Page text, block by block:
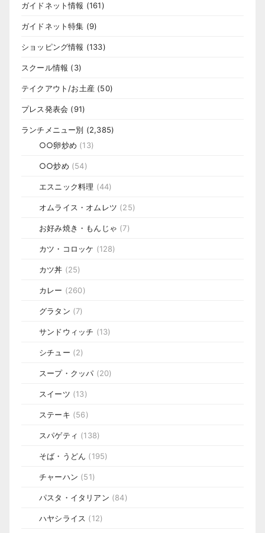
ガイドネット情報 (161)
ガイドネット特集 (9)
ショッピング情報 (133)
スクール情報 (3)
テイクアウト/お土産 (50)
プレス発表会 (91)
ランチメニュー別 (2,385)
○○卵炒め (13)
○○炒め (54)
エスニック料理 (44)
オムライス・オムレツ (25)
お好み焼き・もんじゃ (7)
カツ・コロッケ (128)
カツ丼 (25)
カレー (260)
グラタン (7)
サンドウィッチ (13)
シチュー (2)
スープ・クッパ (20)
スイーツ (13)
ステーキ (56)
スパゲティ (138)
そば・うどん (195)
チャーハン (51)
パスタ・イタリアン (84)
ハヤシライス (12)